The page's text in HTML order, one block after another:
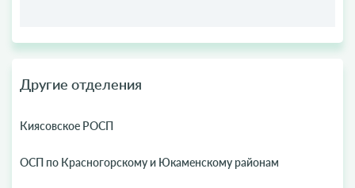
Другие отделения
Киясовское РОСП
ОСП по Красногорскому и Юкаменскому районам